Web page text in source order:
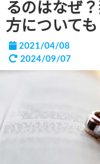
るのはなぜ
方についても
2021/04/08
2024/09/07